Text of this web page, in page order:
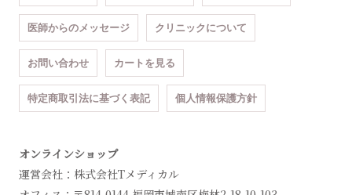
医師からのメッセージ クリニックについて
お問い合わせ カートを見る
特定商取引法に基づく表記 個人情報保護方針
オンラインショップ
運営会社：株式会社Tメディカル